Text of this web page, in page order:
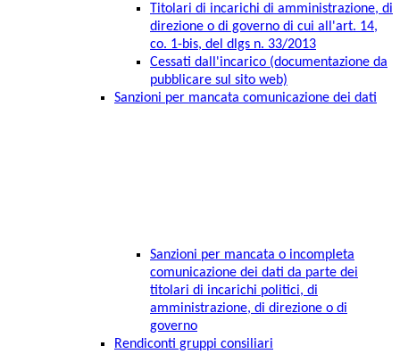
Titolari di incarichi di amministrazione, di
direzione o di governo di cui all'art. 14,
co. 1-bis, del dlgs n. 33/2013
Cessati dall'incarico (documentazione da
pubblicare sul sito web)
Sanzioni per mancata comunicazione dei dati
Sanzioni per mancata o incompleta
comunicazione dei dati da parte dei
titolari di incarichi politici, di
amministrazione, di direzione o di
governo
Rendiconti gruppi consiliari